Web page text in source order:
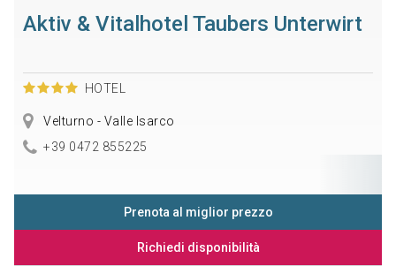
Aktiv & Vitalhotel Taubers Unterwirt
HOTEL
Velturno - Valle Isarco
+39 0472 855225
Prenota al miglior prezzo
Richiedi disponibilità